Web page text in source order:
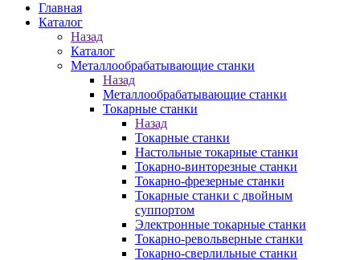
Главная
Каталог
Назад
Каталог
Металлообрабатывающие станки
Назад
Металлообрабатывающие станки
Токарные станки
Назад
Токарные станки
Настольные токарные станки
Токарно-винторезные станки
Токарно-фрезерные станки
Токарные станки с двойным
суппортом
Электронные токарные станки
Токарно-револьверные станки
Токарно-сверлильные станки